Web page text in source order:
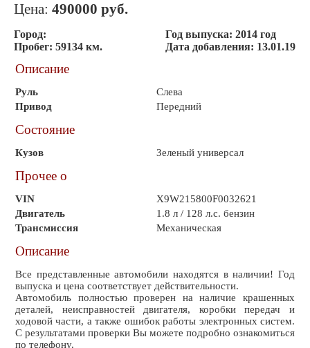
Цена: 490000 руб.
Город: Год выпуска: 2014 год
Пробег: 59134 км. Дата добавления: 13.01.19
Описание
Руль
Слева
Привод
Передний
Состояние
Кузов Зеленый универсал
Прочее о
VIN
X9W215800F0032621
Двигатель
1.8 л / 128 л.с. бензин
Трансмиссия
Механическая
Описание
Все представленные автомобили находятся в наличии! Год
выпуска и цена соответствует действительности.
Автомобиль полностью проверен на наличие крашенных
деталей, неисправностей двигателя, коробки передач и
ходовой части, а также ошибок работы электронных систем.
С результатами проверки Вы можете подробно ознакомиться
по телефону.